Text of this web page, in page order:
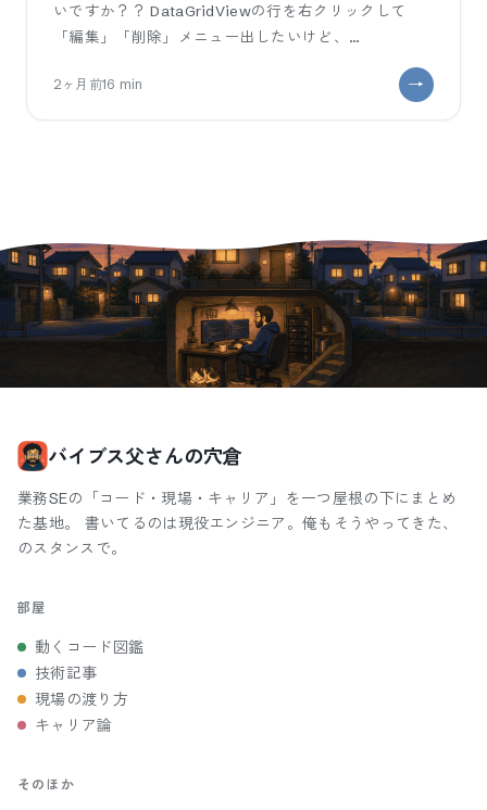
いですか？？ DataGridViewの行を右クリックして
「編集」「削除」メニュー出したいけど、
2ヶ月前16 min
バイブス父さんの穴倉
業務SEの「コード・現場・キャリア」を一つ屋根の下にまとめ
た基地。 書いてるのは現役エンジニア。俺もそうやってきた、
のスタンスで。
部屋
動くコード図鑑
技術記事
現場の渡り方
キャリア論
そのほか